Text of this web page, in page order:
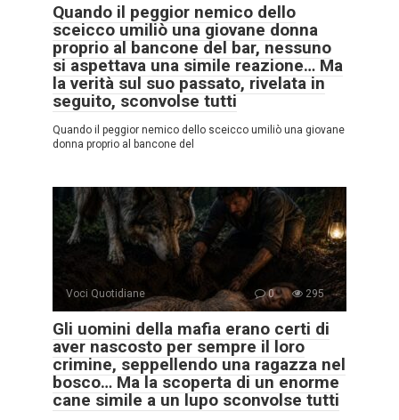
Quando il peggior nemico dello
sceicco umiliò una giovane donna
proprio al bancone del bar, nessuno
si aspettava una simile reazione… Ma
la verità sul suo passato, rivelata in
seguito, sconvolse tutti
Quando il peggior nemico dello sceicco umiliò una giovane
donna proprio al bancone del
Voci Quotidiane 0 295
Gli uomini della mafia erano certi di
aver nascosto per sempre il loro
crimine, seppellendo una ragazza nel
bosco… Ma la scoperta di un enorme
cane simile a un lupo sconvolse tutti